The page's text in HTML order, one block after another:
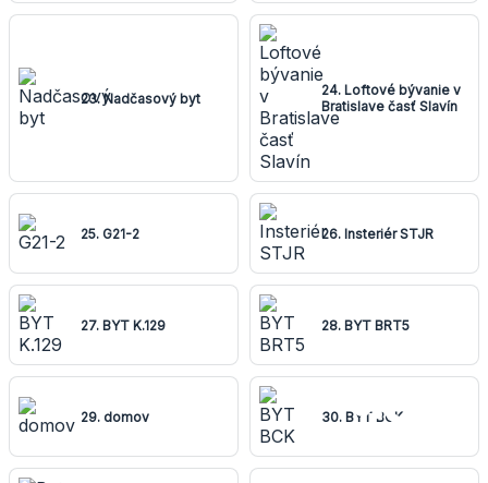
23. Nadčasový byt
24. Loftové bývanie v
Bratislave časť Slavín
25. G21-2 26. Insteriér STJR
27. BYT K.129 28. BYT BRT5
29. domov 30. BYT BCK